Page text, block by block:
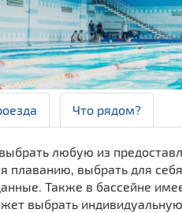
Что рядом?
любую из
плаванию, выбрать для
Также в бассейне
выбрать